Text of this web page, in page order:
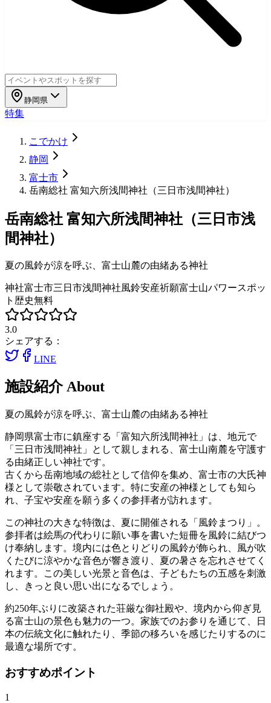
静岡県
特集
こでかけ
静岡
富士市
岳南総社 富知六所浅間神社（三日市浅間神社）
岳南総社 富知六所浅間神社（三日市浅
間神社）
夏の風鈴が涼を呼ぶ、富士山麓の由緒ある神社
神社富士市三日市浅間神社風鈴安産祈願富士山パワースポッ
ト 歴史無料
3.0
シェアする：
LINE
施設紹介 About
夏の風鈴が涼を呼ぶ、富士山麓の由緒ある神社
静岡県富士市に鎮座する「富知六所浅間神社」は、地元で
「三日市浅間神社」として親しまれる、富士山南麓を守護す
る由緒正しい神社です。
古くから岳南地域の総社として信仰を集め、富士市の大氏神
様として崇敬されています。特に安産の神様としても知ら
れ、子宝や安産を願う多くの参拝者が訪れます。
この神社の大きな特徴は、夏に開催される「風鈴まつり」。
参拝者は絵馬の代わりに願い事を書いた短冊を風鈴に結びつ
け奉納します。境内には色とりどりの風鈴が飾られ、風が吹
くたびに涼やかな音色が響き渡り、夏の暑さを忘れさせてく
れます。この美しい光景と音色は、子どもたちの五感を刺激
し、きっと良い思い出になるでしょう。
約250年ぶりに改築された荘厳な御社殿や、境内から仰ぎ見
る富士山の景色も魅力の一つ。家族でのお参りを通じて、日
本の伝統文化に触れたり、季節の移ろいを感じたりするのに
最適な場所です。
おすすめポイント
1